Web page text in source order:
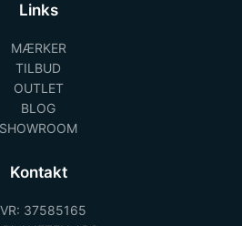
Links
MÆRKER
TILBUD
OUTLET
BLOG
SHOWROOM
Kontakt
37585165